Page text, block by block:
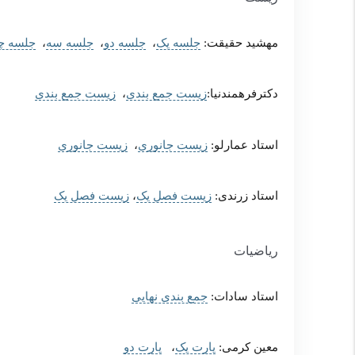
مهشید حقیقت: جلسه یک، جلسه دو، جلسه سه، جلسه
دکترفرهمندنیا:زیست جمع بندی، زیست جمع بندی
استاد عمارلو: زیست جانوری، زیست جانوری
استاد زرندی: زیست فصل یک، زیست فصل یک
ریاضیات
استاد سادات: جمع بندی نهایی
معین کرمی: پارت یک، پارت دو